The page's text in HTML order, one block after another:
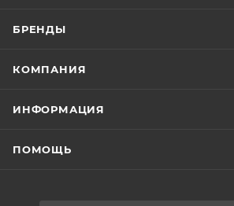
БРЕНДЫ
КОМПАНИЯ
ИНФОРМАЦИЯ
ПОМОЩЬ